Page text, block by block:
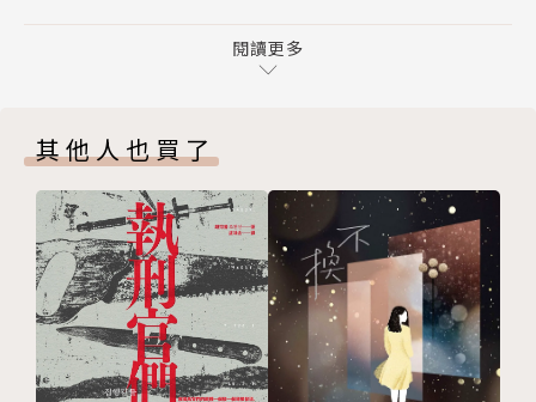
ap文學訓練。2013年6--月，ùi台北轉來府城，智覺厝
內阿姊lóng講華語，造成kan-taⁿ會曉講台語ê老母壓
迫。自按呢，家己開始學習寫台文、熟似台語人（台文
筆會）、讀台語冊，欲kā台語khioh--轉-來。向望家
己未來ē-sái為台語文學kap台語ê地位來phah-piàⁿ，
走chhōe母語ê尊嚴。2023年出版台語小說集《放
毒》。
我kap死講話
等
擔--起-來──Hō͘胡長松老師
風──Hō͘張炎憲教授
寫Hō͘府城守謢者──巴克禮傳教士（走揣台語文ê歷
史）
我m̄是孤單一个人──Hō͘鄭兒玉牧師
斷水──Hō͘ Marcus
閱讀更多
其他人也買了